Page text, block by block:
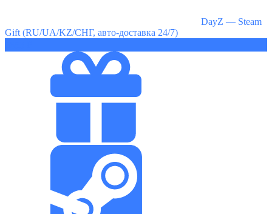
DayZ — Steam
Gift (RU/UA/KZ/СНГ, авто-доставка 24/7)